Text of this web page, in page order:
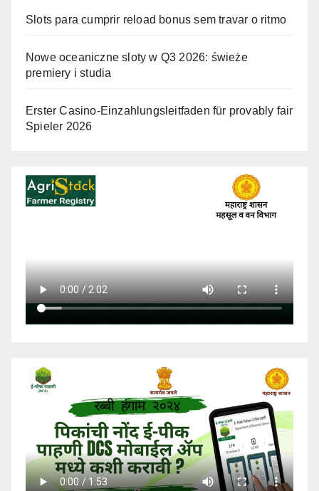
Slots para cumprir reload bonus sem travar o ritmo
Nowe oceaniczne sloty w Q3 2026: świeże
premiery i studia
Erster Casino-Einzahlungsleitfaden für provably fair
Spieler 2026